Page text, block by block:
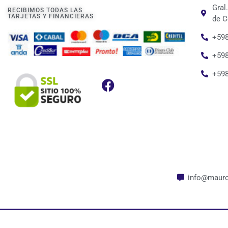
RECIBIMOS TODAS LAS
TARJETAS Y FINANCIERAS
de